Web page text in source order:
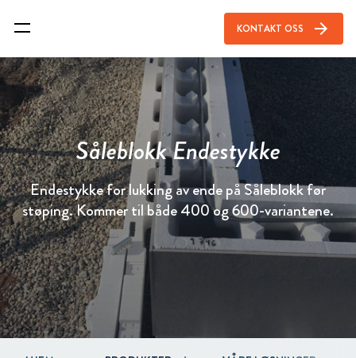
KONTAKT OSS arrow_forward
Såleblokk Endestykke
Endestykke for lukking av ende på Såleblokk før
støping. Kommer til både 400 og 600-variantene.